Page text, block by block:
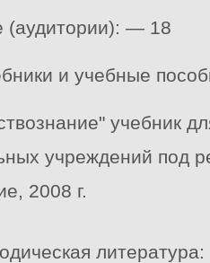
(аудитории): — 18
и учебные
учебник
учреждений под
2008 г.